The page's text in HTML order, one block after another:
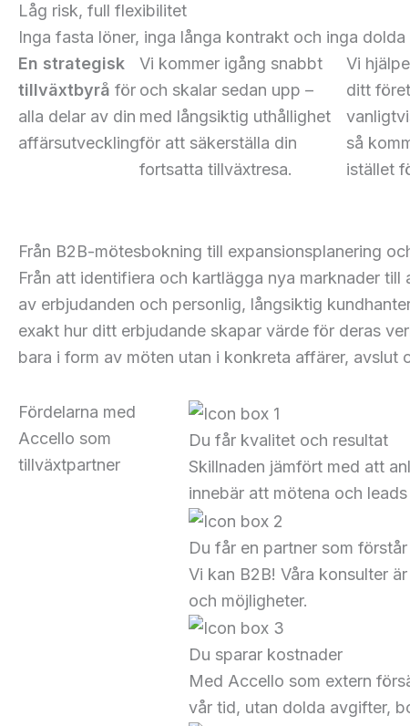
Låg risk, full flexibilitet
Inga fasta löner, inga långa kontrakt och inga dolda
En strategisk
tillväxtbyrå för
alla delar av din
affärsutveckling
Vi kommer igång snabbt
och skalar sedan upp –
med långsiktig uthållighet
för att säkerställa din
fortsatta tillväxtresa.
Vi
ditt
så
istället
Från B2B-mötesbokning till expansionsplanering
Från att identifiera och kartlägga nya marknader
av erbjudanden och personlig, långsiktig
exakt hur ditt erbjudande skapar värde för deras
bara i form av möten utan i konkreta affärer, avslut
Fördelarna med
Accello som
tillväxtpartner
Du får kvalitet och resultat
Skillnaden jämfört med att
innebär att mötena och
Du får en partner som
Vi kan B2B! Våra konsulter
och möjligheter.
Du sparar kostnader
Med Accello som extern
vår tid, utan dolda avgifter,